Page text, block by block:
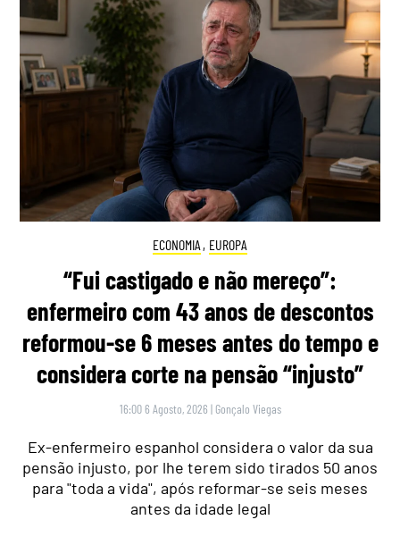
ECONOMIA , EUROPA
“Fui castigado e não mereço”:
enfermeiro com 43 anos de descontos
reformou-se 6 meses antes do tempo e
considera corte na pensão “injusto”
16:00 6 Agosto, 2026 | Gonçalo Viegas
Ex-enfermeiro espanhol considera o valor da sua
pensão injusto, por lhe terem sido tirados 50 anos
para "toda a vida", após reformar-se seis meses
antes da idade legal